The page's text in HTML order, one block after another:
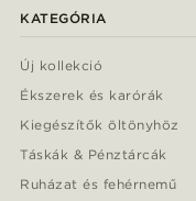
KATEGÓRIA
Új kollekció
Ékszerek és karórák
Kiegészítők öltönyhöz
Táskák & Pénztárcák
Ruházat és fehérnemű